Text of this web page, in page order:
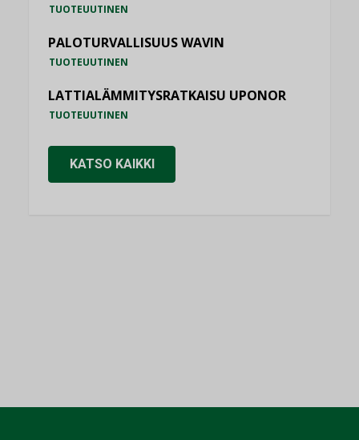
TUOTEUUTINEN
PALOTURVALLISUUS WAVIN
TUOTEUUTINEN
LATTIALÄMMITYSRATKAISU UPONOR
TUOTEUUTINEN
KATSO KAIKKI